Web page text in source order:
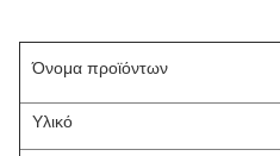
Όνομα προϊόντων
Υλικό